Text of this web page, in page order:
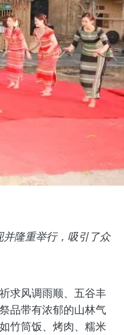
隆重举行，吸引了众
求风调雨顺、五谷丰
品带有浓郁的山林气
竹筒饭、烤肉、糯米